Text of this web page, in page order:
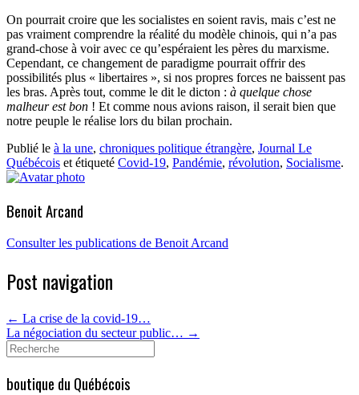
On pourrait croire que les socialistes en soient ravis, mais c’est ne
pas vraiment comprendre la réalité du modèle chinois, qui n’a pas
grand-chose à voir avec ce qu’espéraient les pères du marxisme.
Cependant, ce changement de paradigme pourrait offrir des
possibilités plus « libertaires », si nos propres forces ne baissent pas
les bras. Après tout, comme le dit le dicton : à quelque chose
malheur est bon ! Et comme nous avions raison, il serait bien que
notre peuple le réalise lors du bilan prochain.
Publié le à la une, chroniques politique étrangère, Journal Le
Québécois et étiqueté Covid-19, Pandémie, révolution, Socialisme.
Benoit Arcand
Consulter les publications de Benoit Arcand
Post navigation
← La crise de la covid-19…
La négociation du secteur public… →
Search
for:
boutique du Québécois